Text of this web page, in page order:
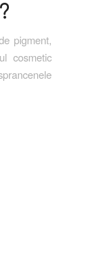
pigment,
cosmetic